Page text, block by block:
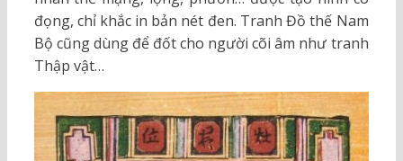
đọng, chỉ khắc in bản nét đen. Tranh Đồ thế Nam
Bộ cũng dùng để đốt cho người cõi âm như tranh
Thập vật…